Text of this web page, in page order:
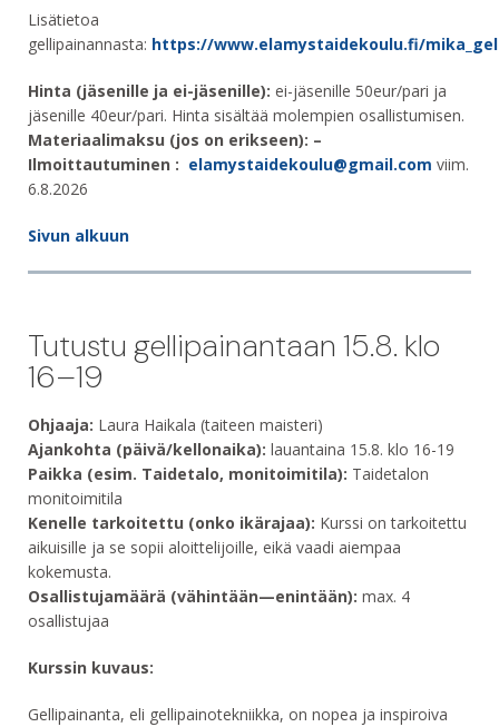
Lisätietoa
gellipainannasta: https://www.elamystaidekoulu.fi/
Hinta (jäsenille ja ei-jäsenille): ei-jäsenille 50eur/pari ja
jäsenille 40eur/pari. Hinta sisältää molempien osallistumisen.
Materiaalimaksu (jos on erikseen): –
Ilmoittautuminen : elamystaidekoulu@gmail.com viim.
6.8.2026
Sivun alkuun
Tutustu gellipainantaan 15.8. klo
16–19
Ohjaaja: Laura Haikala (taiteen maisteri)
Ajankohta (päivä/kellonaika): lauantaina 15.8. klo 16-19
Paikka (esim. Taidetalo, monitoimitila): Taidetalon
monitoimitila
Kenelle tarkoitettu (onko ikärajaa): Kurssi on tarkoitettu
aikuisille ja se sopii aloittelijoille, eikä vaadi aiempaa
kokemusta.
Osallistujamäärä (vähintään—enintään): max. 4
osallistujaa
Kurssin kuvaus:
Gellipainanta, eli gellipainotekniikka, on nopea ja inspiroiva